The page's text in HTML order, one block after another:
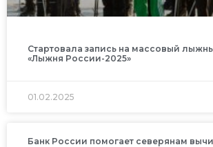
Стартовала запись на массовый
«Лыжня России-2025»
01.02.2025
Банк России помогает северянам